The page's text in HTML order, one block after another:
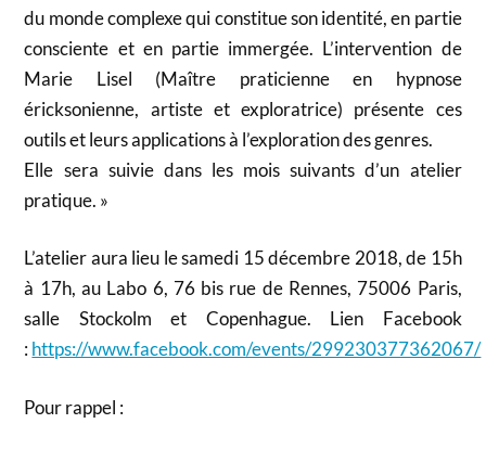
du monde complexe qui constitue son identité, en partie
consciente et en partie immergée. L’intervention de
Marie Lisel (Maître praticienne en hypnose
éricksonienne, artiste et exploratrice) présente ces
outils et leurs applications à l’exploration des genres.
Elle sera suivie dans les mois suivants d’un atelier
pratique. »
L’atelier aura lieu le samedi 15 décembre 2018, de 15h
à 17h, au Labo 6, 76 bis rue de Rennes, 75006 Paris,
salle Stockolm et Copenhague. Lien Facebook
:https://www.facebook.com/events/299230377362067/
Pour rappel :